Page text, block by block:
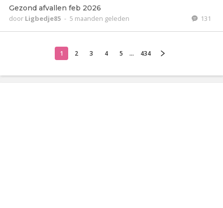
Gezond afvallen feb 2026
door Ligbedje85 - 5 maanden geleden 131
1 2 3 4 5 ... 434